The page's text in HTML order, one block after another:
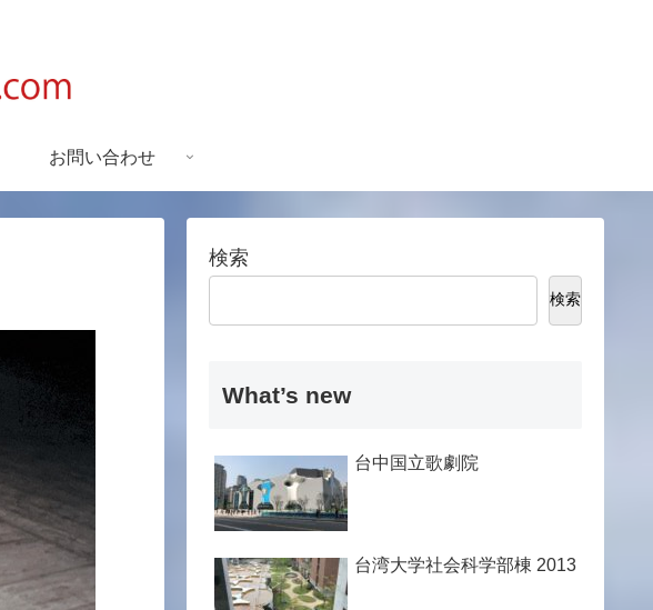
お問い合わせ
検索
検索
What’s new
台中国立歌劇院
台湾大学社会科学部棟 2013